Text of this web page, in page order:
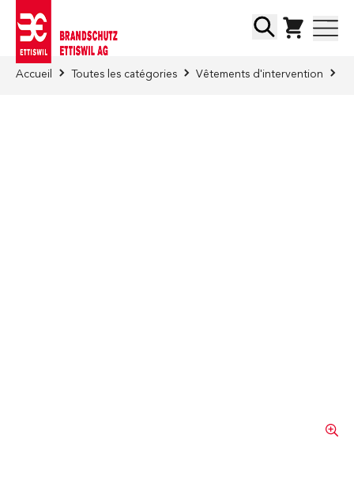
Chercher
Accueil Toutes les catégories Vêtements d'intervention